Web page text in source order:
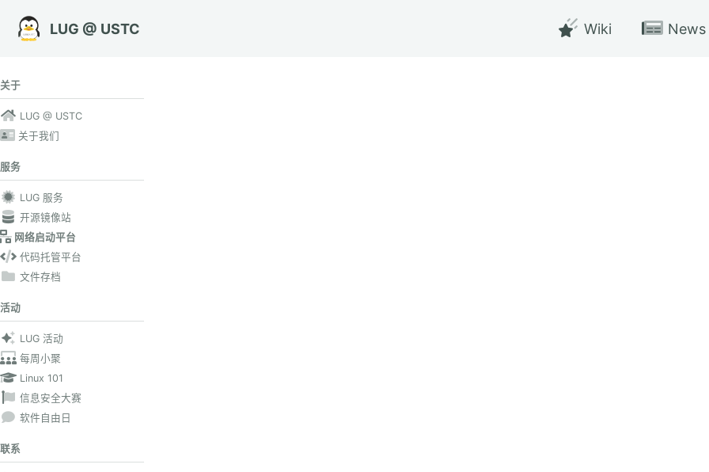
LUG @ USTC
Wiki News
关于
LUG @ USTC
关于我们
服务
LUG 服务
开源镜像站
网络启动平台
代码托管平台
文件存档
活动
LUG 活动
每周小聚
Linux 101
信息安全大赛
软件自由日
联系